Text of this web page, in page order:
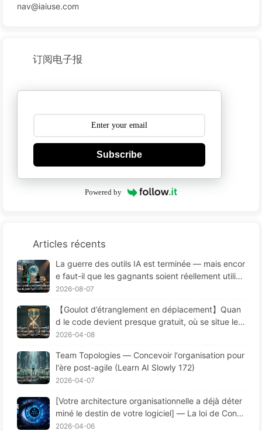
nav@iaiuse.com
订阅电子报
Subscribe
Powered by
Articles récents
La guerre des outils IA est terminée — mais encor
e faut-il que les gagnants soient réellement utilisé
s — La transformation du génie logiciel à l’ère de
2026-08-07
【Goulot d’étranglement en déplacement】Quan
d le code devient presque gratuit, où se situe le
goulot d’étranglement du génie logiciel — L’évolut
A pas à pas 173
2026-04-08
Team Topologies — Concevoir l'organisation pour
l'ère post-agile (Learn AI Slowly 172)
2026-04-07
[Votre architecture organisationnelle a déjà déter
miné le destin de votre logiciel] — La loi de Conw
ay, une loi fondamentale de la gestion sous-estim
2026-04-06